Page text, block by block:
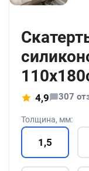
4,9 307
Толщина, мм:
1,5